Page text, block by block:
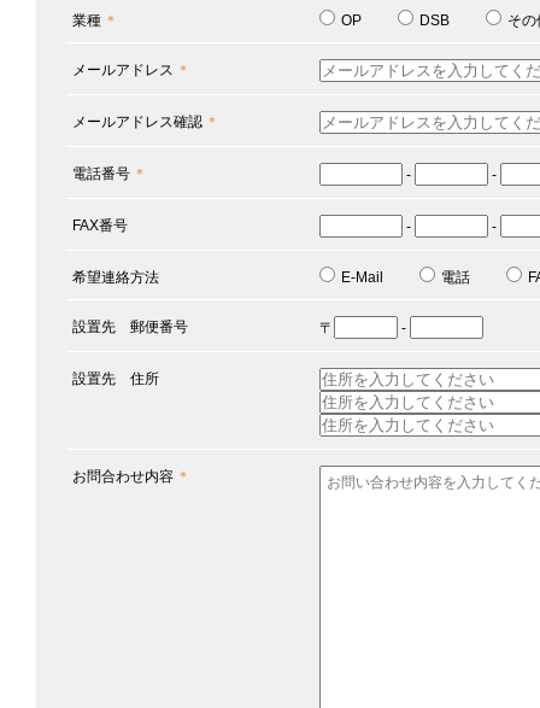
業種 ＊ OP DSB その
メールアドレス ＊
メールアドレス確認 ＊
電話番号 ＊ - -
FAX番号 - -
希望連絡方法 E-Mail 電話
設置先 郵便番号 〒 -
設置先 住所
お問合わせ内容 ＊